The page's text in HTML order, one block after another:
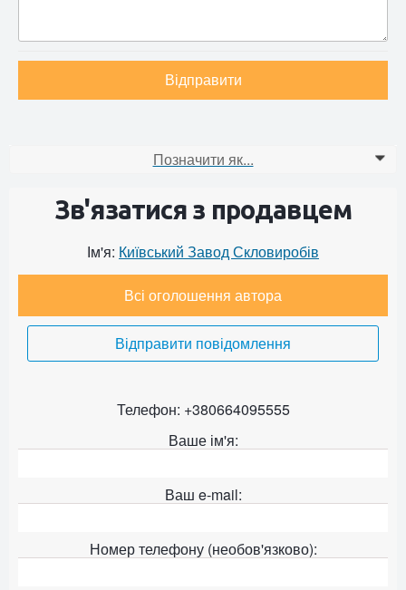
Відправити
Позначити як... 0
Зв'язатися з продавцем
Ім'я: Київський Завод Скловиробів
Всі оголошення автора
Відправити повідомлення
Телефон: +380664095555
Ваше ім'я:
Ваш e-mail:
Номер телефону (необов'язково):